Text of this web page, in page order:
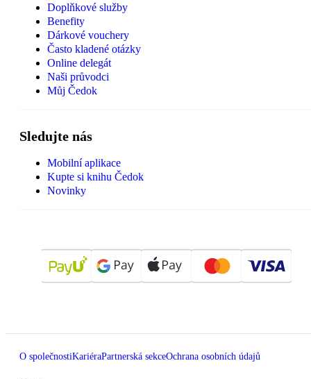
Doplňkové služby
Benefity
Dárkové vouchery
Často kladené otázky
Online delegát
Naši průvodci
Můj Čedok
Sledujte nás
Mobilní aplikace
Kupte si knihu Čedok
Novinky
O společnostiKariéraPartnerská sekceOchrana osobních údajů